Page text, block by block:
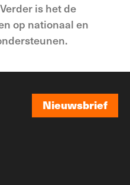
is het de
op nationaal en
Nieuwsbrief